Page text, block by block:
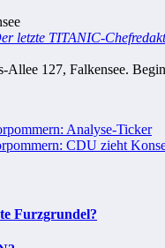
letzte TITANIC-
127, Falkensee.
Analyse-Ticker
CDU zieht
Furzgrundel?